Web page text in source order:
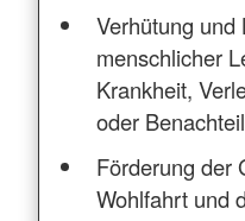
Verhütung und
menschlicher
Krankheit,
oder
Förderung der
Wohlfahrt und